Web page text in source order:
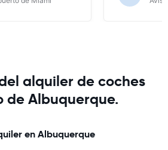
alquiler de coches
de Albuquerque.
en Albuquerque